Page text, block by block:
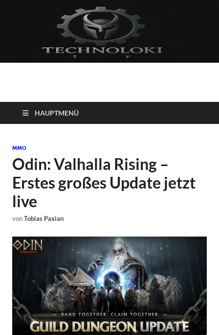
Technoloki: Gaming
und Entertainment
News
Blockbuster, Indie-Perlen und Retro-Klassiker.
HAUPTMENÜ
MMO
Odin: Valhalla Rising –
Erstes großes Update jetzt
live
vonTobias Paxian